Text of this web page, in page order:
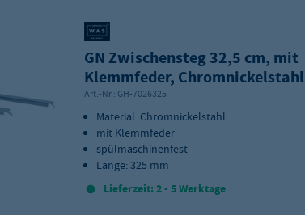
GN Zwischensteg 32,5 cm, mit
Klemmfeder, Chromnickelstahl
Art.-Nr.: GH-7026325
Material: Chromnickelstahl
mit Klemmfeder
spülmaschinenfest
Länge: 325 mm
Lieferzeit: 2 - 5 Werktage